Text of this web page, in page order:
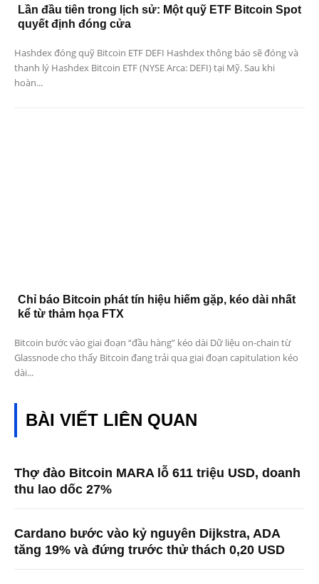
Lần đầu tiên trong lịch sử: Một quỹ ETF Bitcoin Spot
quyết định đóng cửa
Hashdex đóng quỹ Bitcoin ETF DEFI Hashdex thông báo sẽ đóng và
thanh lý Hashdex Bitcoin ETF (NYSE Arca: DEFI) tại Mỹ. Sau khi
hoàn...
Chỉ báo Bitcoin phát tín hiệu hiếm gặp, kéo dài nhất
kể từ thảm họa FTX
Bitcoin bước vào giai đoạn “đầu hàng” kéo dài Dữ liệu on-chain từ
Glassnode cho thấy Bitcoin đang trải qua giai đoạn capitulation kéo
dài...
BÀI VIẾT LIÊN QUAN
Thợ đào Bitcoin MARA lỗ 611 triệu USD, doanh
thu lao dốc 27%
Cardano bước vào kỷ nguyên Dijkstra, ADA
tăng 19% và đứng trước thử thách 0,20 USD